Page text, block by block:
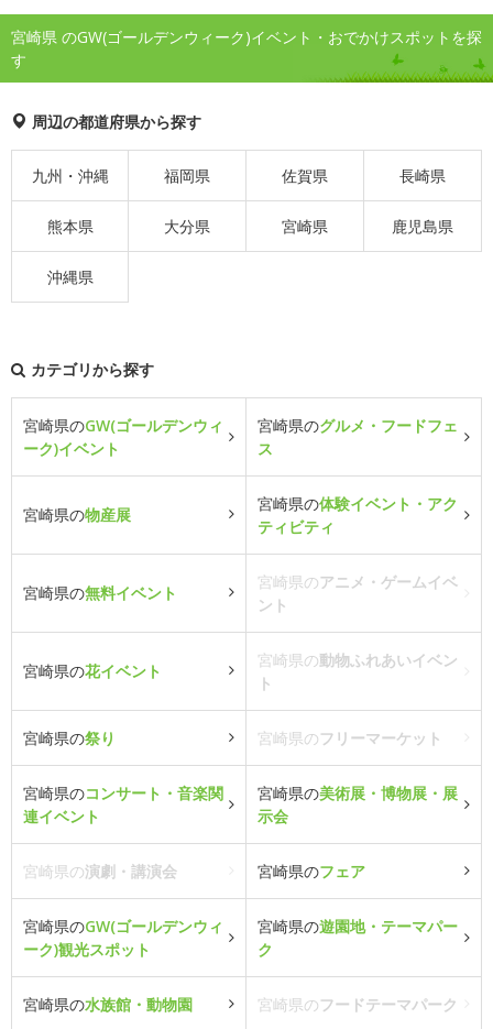
宮崎県 のGW(ゴールデンウィーク)イベント・おでかけスポットを探
す
周辺の都道府県から探す
九州・沖縄 福岡県 佐賀県 長崎県
熊本県 大分県 宮崎県 鹿児島県
沖縄県
カテゴリから探す
宮崎県のGW(ゴールデンウィ
ーク)イベント
宮崎県のグルメ・フードフェ
ス
宮崎県の物産展
宮崎県の体験イベント・アク
ティビティ
宮崎県の無料イベント
宮崎県のアニメ・ゲームイベ
ント
宮崎県の花イベント
宮崎県の動物ふれあいイベン
ト
宮崎県の祭り 宮崎県のフリーマーケット
宮崎県のコンサート・音楽関
連イベント
宮崎県の美術展・博物展・展
示会
宮崎県の演劇・講演会 宮崎県のフェア
宮崎県のGW(ゴールデンウィ
ーク)観光スポット
宮崎県の遊園地・テーマパー
ク
宮崎県の水族館・動物園 宮崎県のフードテーマパーク